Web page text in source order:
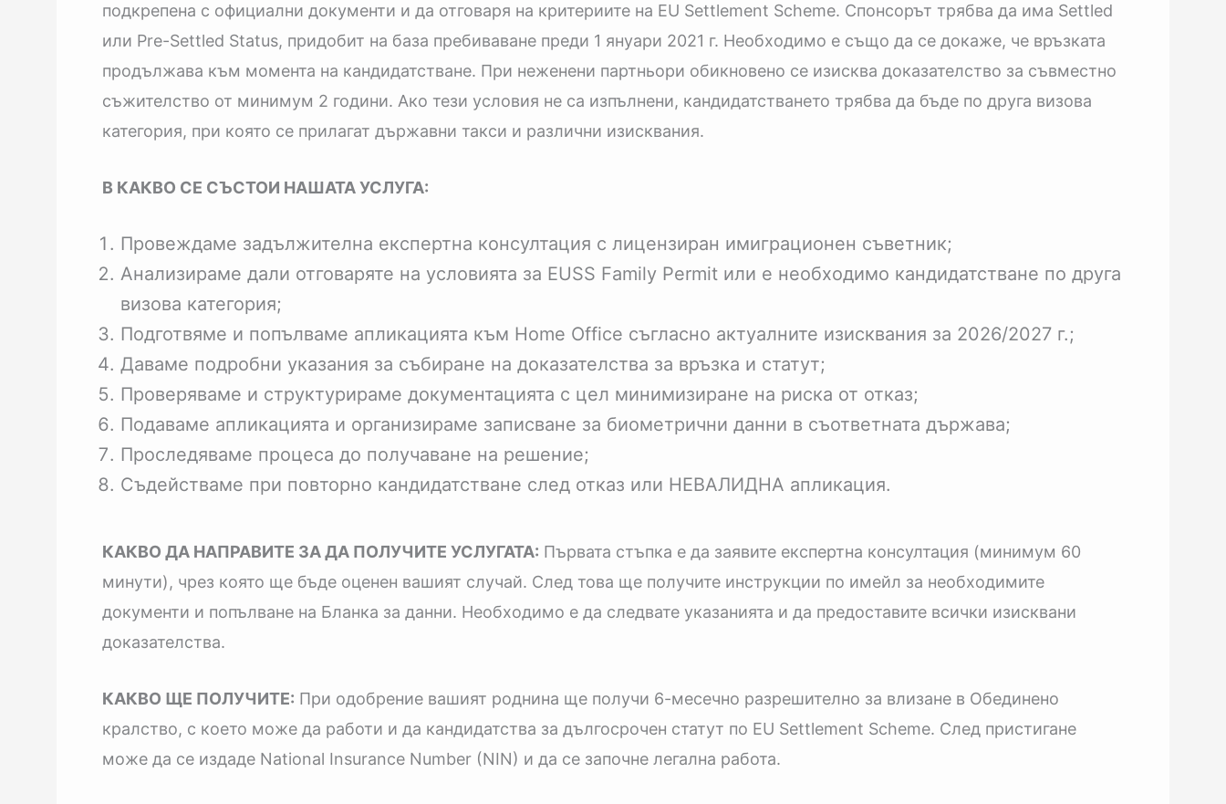
подкрепена с официални документи и да отговаря на критериите на EU Settlement Scheme. Спонсорът трябва да има Settled
или Pre-Settled Status, придобит на база пребиваване преди 1 януари 2021 г. Необходимо е също да се докаже, че връзката
продължава към момента на кандидатстване. При неженени партньори обикновено се изисква доказателство за съвместно
съжителство от минимум 2 години. Ако тези условия не са изпълнени, кандидатстването трябва да бъде по друга визова
категория, при която се прилагат държавни такси и различни изисквания.
В КАКВО СЕ СЪСТОИ НАШАТА УСЛУГА:
Провеждаме задължителна експертна консултация с лицензиран имиграционен съветник;
Анализираме дали отговаряте на условията за EUSS Family Permit или е необходимо кандидатстване по друга
визова категория;
Подготвяме и попълваме апликацията към Home Office съгласно актуалните изисквания за 2026/2027 г.;
Даваме подробни указания за събиране на доказателства за връзка и статут;
Проверяваме и структурираме документацията с цел минимизиране на риска от отказ;
Подаваме апликацията и организираме записване за биометрични данни в съответната държава;
Проследяваме процеса до получаване на решение;
Съдействаме при повторно кандидатстване след отказ или НЕВАЛИДНА апликация.
КАКВО ДА НАПРАВИТЕ ЗА ДА ПОЛУЧИТЕ УСЛУГАТА: Първата стъпка е да заявите експертна консултация (минимум 60
минути), чрез която ще бъде оценен вашият случай. След това ще получите инструкции по имейл за необходимите
документи и попълване на Бланка за данни. Необходимо е да следвате указанията и да предоставите всички изисквани
доказателства.
КАКВО ЩЕ ПОЛУЧИТЕ: При одобрение вашият роднина ще получи 6-месечно разрешително за влизане в Обединено
кралство, с което може да работи и да кандидатства за дългосрочен статут по EU Settlement Scheme. След пристигане
може да се издаде National Insurance Number (NIN) и да се започне легална работа.